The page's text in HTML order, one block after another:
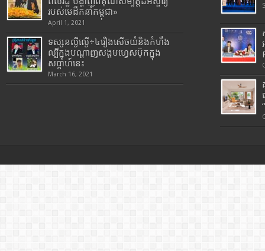
របស់មេដឹកនាំកម្ពុជា»
April 1, 2021
ទស្សនល្ងីល្ងើ÷៤រឿងសើចយំនិងកំហឹង
ល្បីក្នុងបណ្តាញសង្គមហ្វេសប៊ុកក្នុង
សប្តាហ៍នេះ
March 16, 2021